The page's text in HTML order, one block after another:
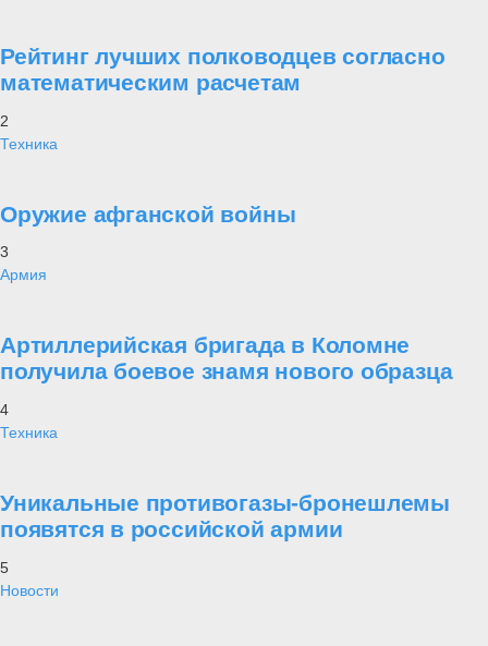
Рейтинг лучших полководцев согласно
математическим расчетам
2
Техника
Оружие афганской войны
3
Армия
Артиллерийская бригада в Коломне
получила боевое знамя нового образца
4
Техника
Уникальные противогазы-бронешлемы
появятся в российской армии
5
Новости